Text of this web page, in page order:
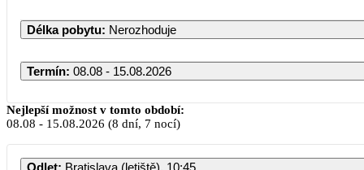
Délka pobytu: Nerozhoduje
Termín: 08.08 - 15.08.2026
Nejlepší možnost v tomto období:
08.08 - 15.08.2026 (8 dní, 7 nocí)
Odlet: Bratislava (letiště), 10:45